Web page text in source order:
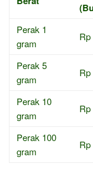
Perak 1
gram
Rp
Perak 5
gram
Rp
Perak 10
gram
Rp
Perak 100
gram
Rp